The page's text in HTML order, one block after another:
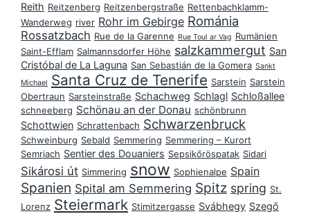
Reith Reitzenberg Reitzenbergstraße Rettenbachklamm-
Wanderweg river Rohr im Gebirge Románia
Rossatzbach Rue de la Garenne Rue Toul ar Vag Rumänien
Saint-Efflam Salmannsdorfer Höhe salzkammergut San
Cristóbal de La Laguna San Sebastián de la Gomera Sankt
Michael Santa Cruz de Tenerife Sarstein Sarstein
Obertraun Sarsteinstraße Schachweg Schlagl Schloßallee
schneeberg Schönau an der Donau schönbrunn
Schottwien Schrattenbach Schwarzenbruck
Schweinburg Sebald Semmering Semmering – Kurort
Semriach Sentier des Douaniers Sepsikőröspatak Sidari
Sikárosi út Simmering snow Sophienalpe Spain
Spanien Spital am Semmering Spitz spring St.
Lorenz Steiermark Stimitzergasse Svábhegy Szegő